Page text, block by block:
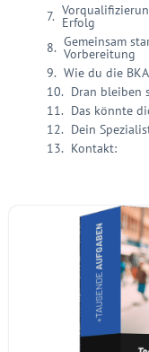
Erfolg
Gemeinsam
Vorbereitung
Wie du die
Dran bleiben
Das könnte
Dein
Kontakt: